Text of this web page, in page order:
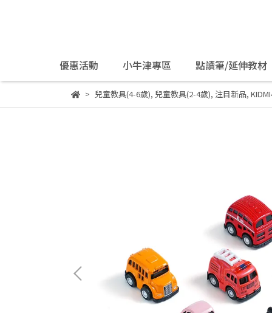
優惠活動 小牛津專區 點讀筆/延伸教材
兒童教具(4-6歲), 兒童教具(2-4歲), 注目新品,